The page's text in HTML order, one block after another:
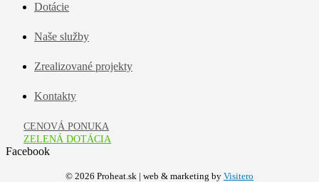
Dotácie
Naše služby
Zrealizované projekty
Kontakty
CENOVÁ PONUKA
ZELENÁ DOTÁCIA
Facebook
© 2026 Proheat.sk | web & marketing by Visitero